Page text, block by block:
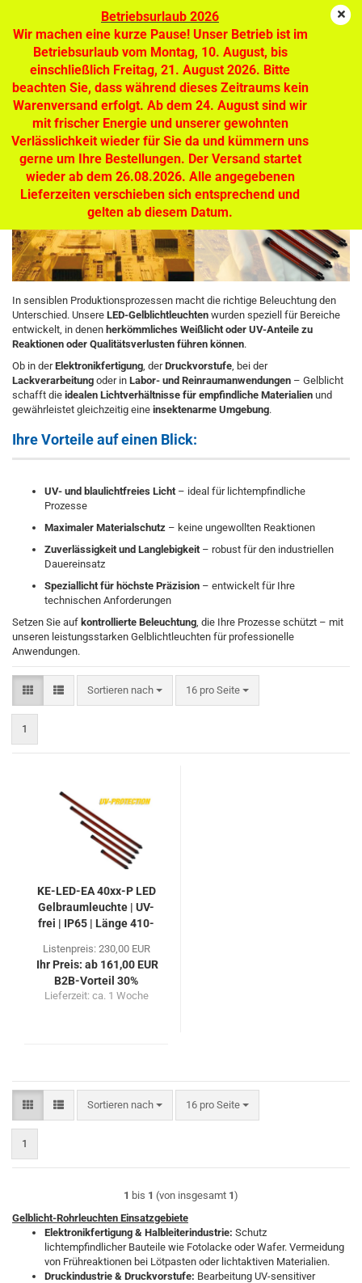
Betriebsurlaub 2026
Wir machen eine kurze Pause! Unser Betrieb ist im
Betriebsurlaub vom Montag, 10. August, bis
einschließlich Freitag, 21. August 2026. Bitte
beachten Sie, dass während dieses Zeitraums kein
Warenversand erfolgt. Ab dem 24. August sind wir
mit frischer Energie und unserer gewohnten
Verlässlichkeit wieder für Sie da und kümmern uns
gerne um Ihre Bestellungen. Der Versand startet
wieder ab dem 26.08.2026. Alle angegebenen
Lieferzeiten verschieben sich entsprechend und
gelten ab diesem Datum.
Gelblichtleuchten – UV-freies Licht für
höchste Prozesssicherheit
In sensiblen Produktionsprozessen macht die richtige Beleuchtung den
Unterschied. Unsere LED-Gelblichtleuchten wurden speziell für Bereiche
entwickelt, in denen herkömmliches Weißlicht oder UV-Anteile zu
Reaktionen oder Qualitätsverlusten führen können.
Ob in derElektronikfertigung , derDruckvorstufe , bei der
Lackverarbeitung oder in Labor- und Reinraumanwendungen – Gelblicht
schafft die idealen Lichtverhältnisse für empfindliche Materialien und
gewährleistet gleichzeitig eine insektenarme Umgebung.
Ihre Vorteile auf einen Blick:
UV- und blaulichtfreies Licht – ideal für lichtempfindliche
Prozesse
Maximaler Materialschutz – keine ungewollten Reaktionen
Zuverlässigkeit und Langlebigkeit – robust für den industriellen
Dauereinsatz
Speziallicht für höchste Präzision – entwickelt für Ihre
technischen Anforderungen
Setzen Sie auf kontrollierte Beleuchtung , die Ihre Prozesse schützt – mit
unseren leistungsstarken Gelblichtleuchten für professionelle
Anwendungen.
Sortieren nach
Sortieren nach 16 pro Seite
pro Seite
1
KE-LED-EA 40xx-P LED
Gelbraumleuchte | UV-
frei | IP65 | Länge 410-
Listenpreis: 230,00 EUR
Ihr Preis: ab 161,00 EUR
B2B-Vorteil 30%
Lieferzeit: ca. 1 Woche
Sortieren nach
Sortieren nach 16 pro Seite
pro Seite
1
1 bis 1 (von insgesamt 1)
Gelblicht-Rohrleuchten Einsatzgebiete
Elektronikfertigung & Halbleiterindustrie: Schutz
lichtempfindlicher Bauteile wie Fotolacke oder Wafer. Vermeidung
von Frühreaktionen bei Lötpasten oder lichtaktiven Materialien.
Druckindustrie & Druckvorstufe: Bearbeitung UV-sensitiver